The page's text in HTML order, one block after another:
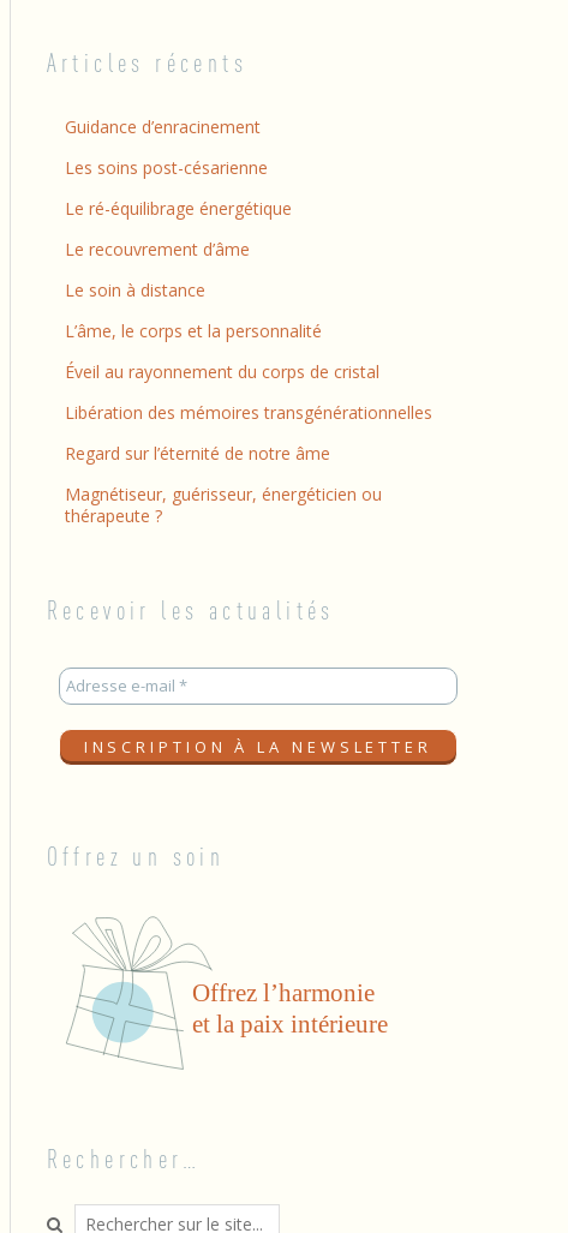
Articles récents
Guidance d’enracinement
Les soins post-césarienne
Le ré-équilibrage énergétique
Le recouvrement d’âme
Le soin à distance
L’âme, le corps et la personnalité
Éveil au rayonnement du corps de cristal
Libération des mémoires transgénérationnelles
Regard sur l’éternité de notre âme
Magnétiseur, guérisseur, énergéticien ou
thérapeute ?
Recevoir les actualités
Offrez un soin
Rechercher…
Search